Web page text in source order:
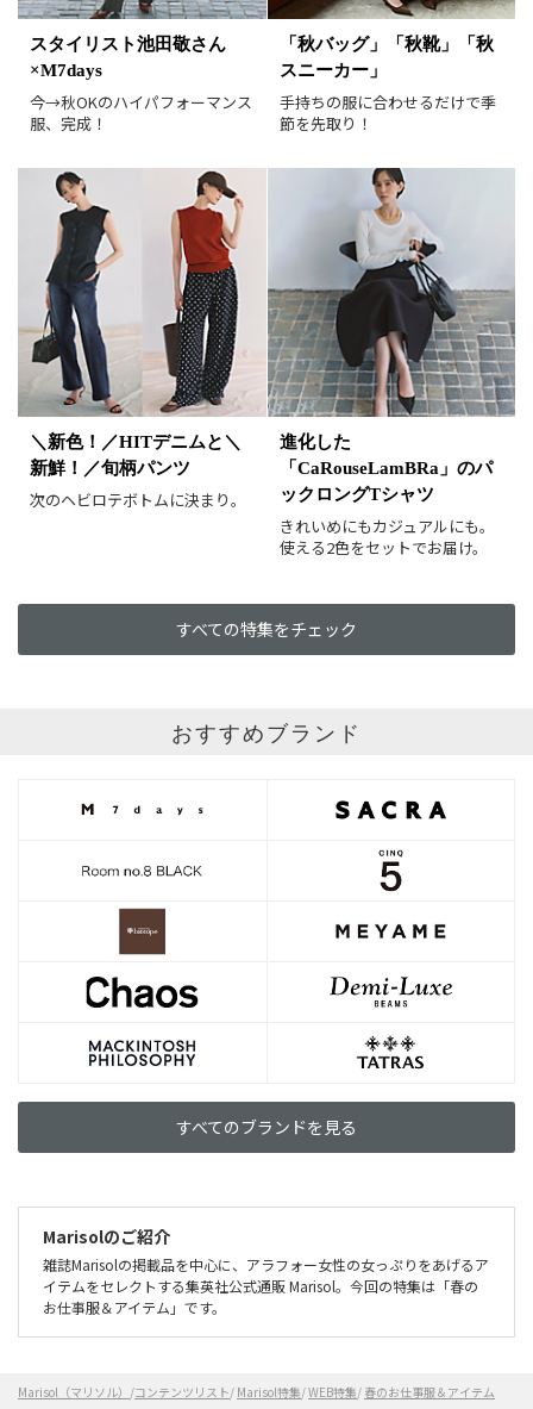
並び順 おすすめ順
人気順
新着順
価格が安い順
価格が高い順
値下げ実施日順
レビュー高評価順
カラー（複数選択可）
ホワイト ブラック
グレー
ベージュ
ブラウン
オレンジ
イエロー
レッド
ピンク
パープル
グリーン
ブルー
ゴールド
シルバー マルチ
スタイリスト池田敬さん
×M7days
今→秋OKのハイパフォーマンス
服、完成！
「秋バッグ」「秋靴」「秋
スニーカー」
手持ちの服に合わせるだけで季
節を先取り！
＼新色！／HITデニムと＼
新鮮！／旬柄パンツ
次のヘビロテボトムに決まり。
進化した
「CaRouseLamBRa」のパ
ックロングTシャツ
きれいめにもカジュアルにも。
使える2色をセットでお届け。
すべての特集をチェック
おすすめブランド
すべてのブランドを見る
Marisolのご紹介
雑誌Marisolの掲載品を中心に、アラフォー女性の女っぷりをあげるア
イテムをセレクトする集英社公式通販 Marisol。今回の特集は「春の
お仕事服＆アイテム」です。
Marisol（マリソル） /コンテンツリスト/ Marisol特集/WEB特集/ 春のお仕事服＆アイテム